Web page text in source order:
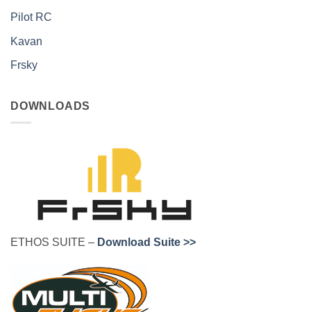
Pilot RC
Kavan
Frsky
DOWNLOADS
ETHOS SUITE – Download Suite >>